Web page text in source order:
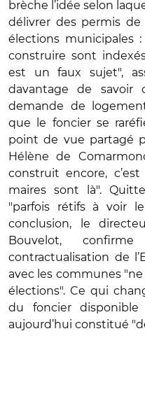
brèche l’idée selon
délivrer des permis
élections municipales
construire sont
est un faux sujet",
davantage de savoir
demande de
que le foncier se
point de vue partagé
Hélène de
construit encore,
maires sont là".
"parfois rétifs à voir
conclusion, le
Bouvelot,
contractualisation de
avec les communes
élections". Ce qui
du foncier disponible
aujourd’hui constitué